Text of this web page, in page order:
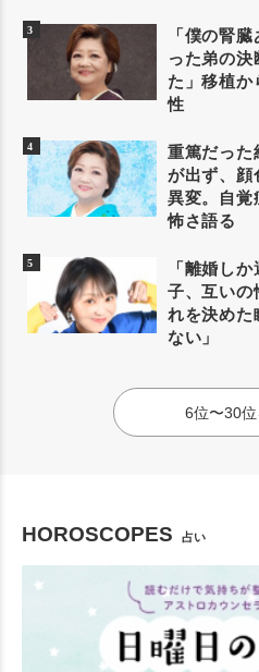
「僕の腎
った弟の決
た」移植か
性
重篤だった
が出ず、顔
異変。自覚
怖さ語る
「離婚し
子、互いの
れを決めた
ない」
6位〜30位
HOROSCOPES 占い